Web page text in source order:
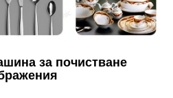
за почистване